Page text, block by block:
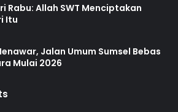
Rabu: Allah SWT Menciptakan
Itu
Jalan Umum Sumsel Bebas
Mulai 2026